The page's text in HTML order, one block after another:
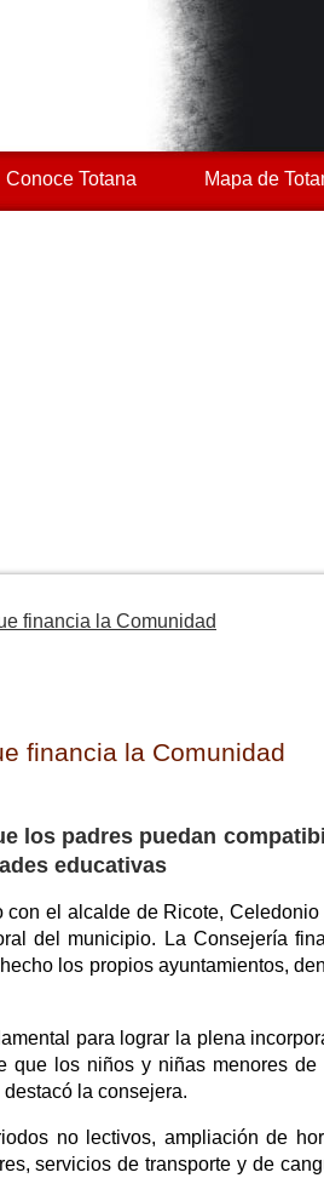
Conoce Totana Mapa de
financia la Comunidad
financia la Comunidad
los padres puedan
educativas
el alcalde de Ricote, Celedonio
del municipio. La Consejería
los propios ayuntamientos,
para lograr la plena
que los niños y niñas menores de
la consejera.
no lectivos, ampliación de
servicios de transporte y de